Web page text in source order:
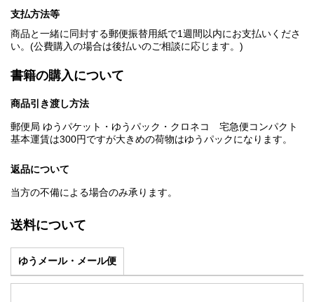
支払方法等
商品と一緒に同封する郵便振替用紙で1週間以内にお支払いくださ
い。(公費購入の場合は後払いのご相談に応じます。)
書籍の購入について
商品引き渡し方法
郵便局 ゆうパケット・ゆうパック・クロネコ 宅急便コンパクト
基本運賃は300円ですが大きめの荷物はゆうパックになります。
返品について
当方の不備による場合のみ承ります。
送料について
ゆうメール・メール便